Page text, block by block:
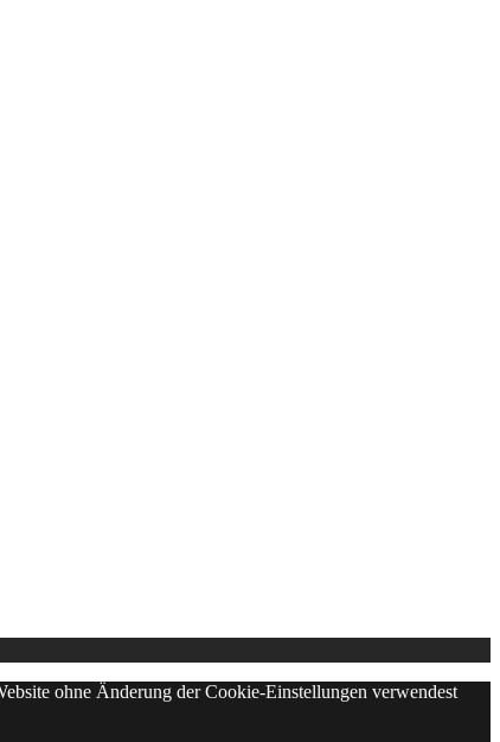
ohne Änderung der Cookie-Einstellungen verwendest